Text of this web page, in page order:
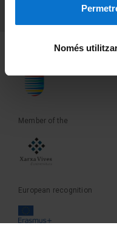
Només
Founder of the
Member of the
European recognition